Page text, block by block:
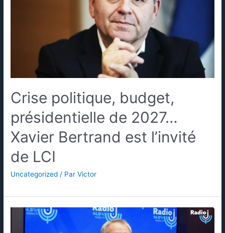
Crise politique, budget,
présidentielle de 2027…
Xavier Bertrand est l’invité
de LCI
Uncategorized / ParVictor